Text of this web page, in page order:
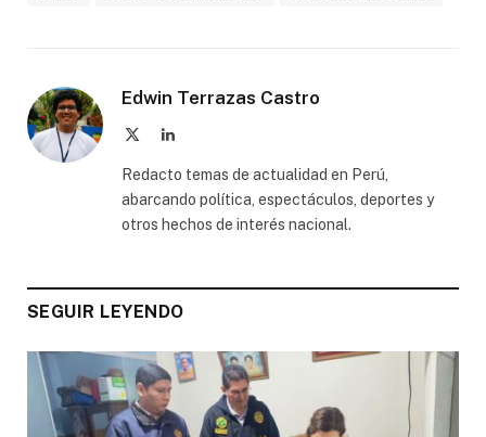
Edwin Terrazas Castro
LinkedIn
Redacto temas de actualidad en Perú,
abarcando política, espectáculos, deportes y
otros hechos de interés nacional.
SEGUIR LEYENDO